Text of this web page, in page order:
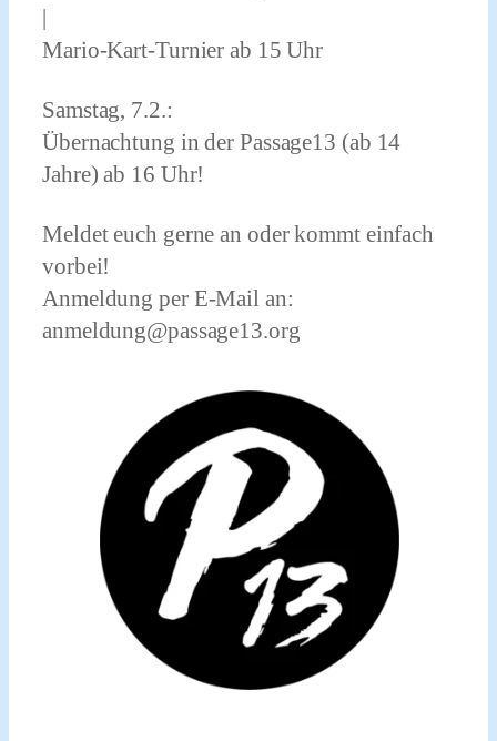
|
Mario-Kart-Turnier ab 15 Uhr
Samstag, 7.2.:
Übernachtung in der Passage13 (ab 14
Jahre) ab 16 Uhr!
Meldet euch gerne an oder kommt einfach
vorbei!
Anmeldung per E-Mail an:
anmeldung@passage13.org